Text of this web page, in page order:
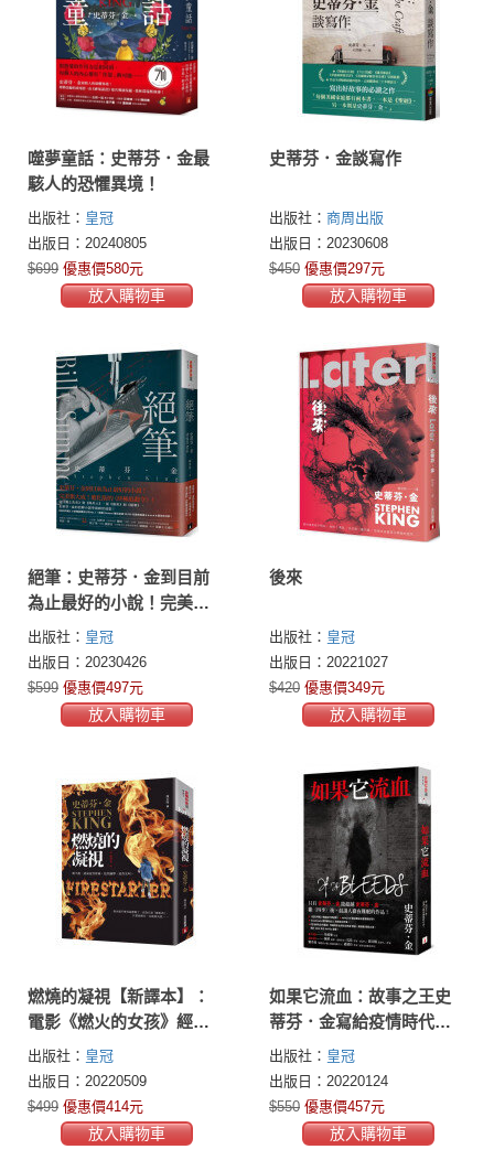
噬夢童話：史蒂芬．金最
駭人的恐懼異境！
出版社： 皇冠
出版日：20240805
$699 優惠價580元
放入購物車
史蒂芬．金談寫作
出版社： 商周出版
出版日：20230608
$450 優惠價297元
放入購物車
絕筆：史蒂芬．金到目前
為止最好的小說！完美集
大成！進化版的《終極追
殺令》！
出版社： 皇冠
出版日：20230426
$599 優惠價497元
放入購物車
後來
出版社： 皇冠
出版日：20221027
$420 優惠價349元
放入購物車
燃燒的凝視【新譯本】：
電影《燃火的女孩》經典
原著小說
出版社： 皇冠
出版日：20220509
$499 優惠價414元
放入購物車
如果它流血：故事之王史
蒂芬．金寫給疫情時代的
完美傑作
出版社： 皇冠
出版日：20220124
$550 優惠價457元
放入購物車